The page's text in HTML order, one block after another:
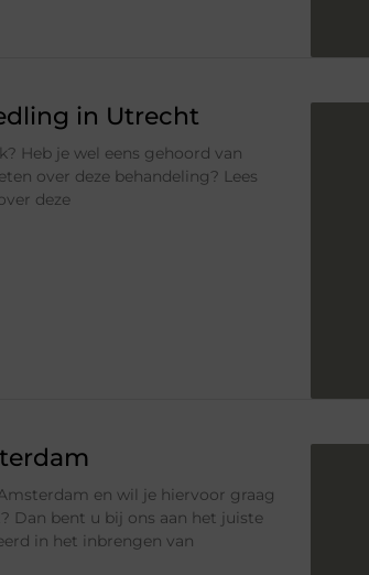
in Utrecht
Heb je wel eens gehoord van
over deze behandeling? Lees
deze
en wil je hiervoor graag
Dan bent u bij ons aan het juiste
in het inbrengen van